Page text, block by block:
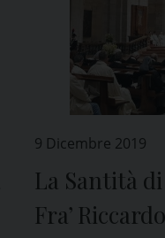
9 Dicembre 2019
La Santità
Fra’ Riccardo